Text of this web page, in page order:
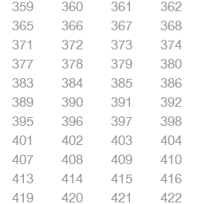
359
360 361 362
365
366 367 368
371
372 373 374
377
378 379 380
383
384 385 386
389
390 391 392
395
396 397 398
401
402 403 404
407
408 409 410
413
414 415 416
419
420 421 422